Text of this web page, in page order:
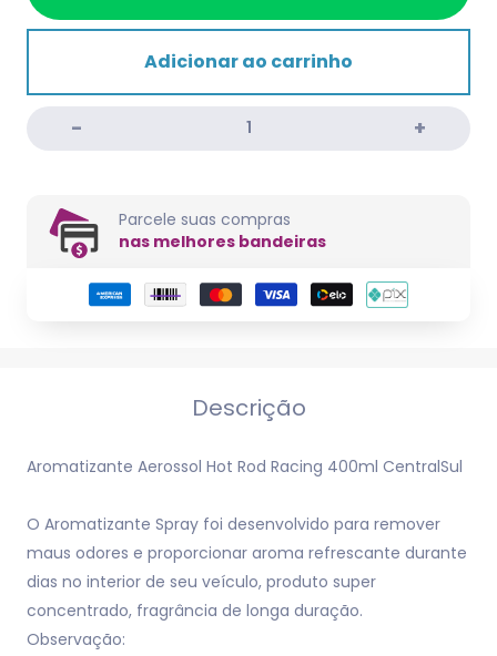
Adicionar ao carrinho
Parcele suas compras
nas melhores bandeiras
Descrição
Aromatizante Aerossol Hot Rod Racing 400ml CentralSul
O Aromatizante Spray foi desenvolvido para remover
maus odores e proporcionar aroma refrescante durante
dias no interior de seu veículo, produto super
concentrado, fragrância de longa duração.
Observação: